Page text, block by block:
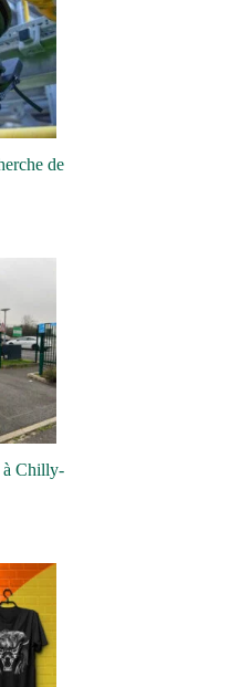
de
à Chilly-